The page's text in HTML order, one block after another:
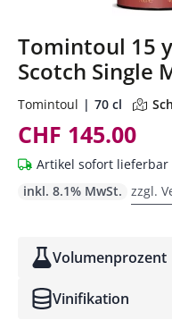
Tomintoul 15
Scotch Single
Tomintoul 70 cl
CHF 145.00
Artikel sofort lieferbar
inkl. 8.1% MwSt. zzgl.
Volumenprozent
Vinifikation